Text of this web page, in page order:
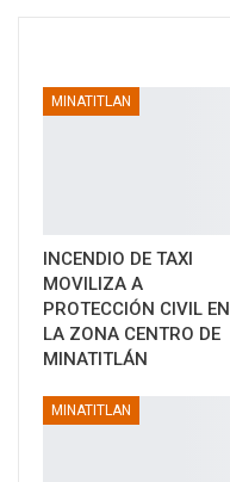
MINATITLAN
INCENDIO DE TAXI
MOVILIZA A
PROTECCIÓN CIVIL EN
LA ZONA CENTRO DE
MINATITLÁN
MINATITLAN